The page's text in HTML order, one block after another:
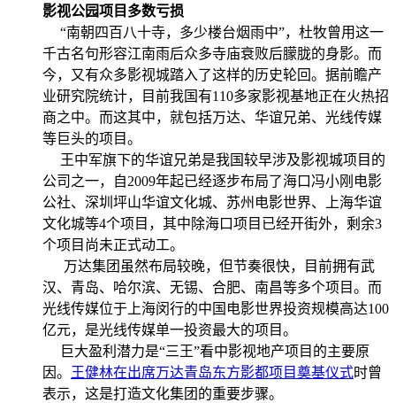
影视公园项目多数亏损
“南朝四百八十寺，多少楼台烟雨中”，杜牧曾用这一
千古名句形容江南雨后众多寺庙衰败后朦胧的身影。而
今，又有众多影视城踏入了这样的历史轮回。据前瞻产
业研究院统计，目前我国有110多家影视基地正在火热招
商之中。而这其中，就包括万达、华谊兄弟、光线传媒
等巨头的项目。
王中军旗下的华谊兄弟是我国较早涉及影视城项目的
公司之一，自2009年起已经逐步布局了海口冯小刚电影
公社、深圳坪山华谊文化城、苏州电影世界、上海华谊
文化城等4个项目，其中除海口项目已经开街外，剩余3
个项目尚未正式动工。
万达集团虽然布局较晚，但节奏很快，目前拥有武
汉、青岛、哈尔滨、无锡、合肥、南昌等多个项目。而
光线传媒位于上海闵行的中国电影世界投资规模高达100
亿元，是光线传媒单一投资最大的项目。
巨大盈利潜力是“三王”看中影视地产项目的主要原
因。
王健林在出席万达青岛东方影都项目奠基仪式时曾
表示，这是打造文化集团的重要步骤。